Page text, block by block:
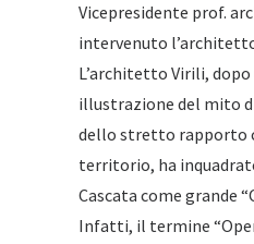
Vicepresidente prof.
intervenuto
L’architetto Virili, dopo
illustrazione del mito
dello stretto rapporto
territorio, ha
Cascata come grande
Infatti, il termine